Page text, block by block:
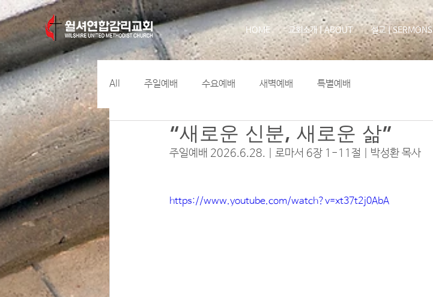
HOME 교회소개ㅣABOUT 설교ㅣSERMONS
All 주일예배 수요예배 새벽예배 특별예배
“새로운 신분, 새로운 삶”
주일예배 2026.6.28. | 로마서 6장 1-11절 | 박성환 목사
https://www.youtube.com/watch?v=xt37t2j0AbA